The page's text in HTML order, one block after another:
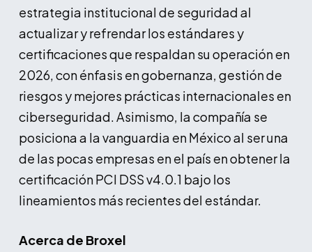
estrategia institucional de seguridad al
actualizar y refrendar los estándares y
certificaciones que respaldan su operación en
2026, con énfasis en gobernanza, gestión de
riesgos y mejores prácticas internacionales en
ciberseguridad. Asimismo, la compañía se
posiciona a la vanguardia en México al ser una
de las pocas empresas en el país en obtener la
certificación PCI DSS v4.0.1 bajo los
lineamientos más recientes del estándar.
Acerca de Broxel